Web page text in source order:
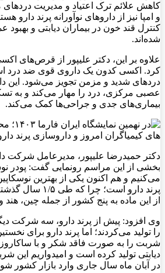
کاهش علائم ترک اعتیاد و مدیریت
و امپا نیز از داروهای نوآورانه پرند دارو
کنترل قند خون در بیماران دیابتی و بهبود
شده‌اند.
علاوه بر این، دکتر علیپور از قرص‌های
کرد. اکسی کدون یک داروی قوی ضد درد
دردهای شدید و مزمن تجویز می‌شود. این
عصبی مرکزی، درد را مهار می‌کند و به
بیماری‌های جدی و جراحی‌ها کمک می‌کند.
دکتر حمیدرضا علیپور، مدیرعامل شرکت
بخشی از این مراسم رونمایی گفت: پودر
می‌کنیم و هم‌ اکنون یکی از بهترین
پرند دارو است؛
از این ماده به پنج کشور از جمله چین،
وی افزود: پیش از پرند دارو، سه شرکت
را تولید می‌کردند؛ اما پرند دارو برای
شربت را به صورت فاقد شکر و با
دیابتی تولید کرده است و امیدواریم این
در آبان ماه سال جاری وارد بازار کشور